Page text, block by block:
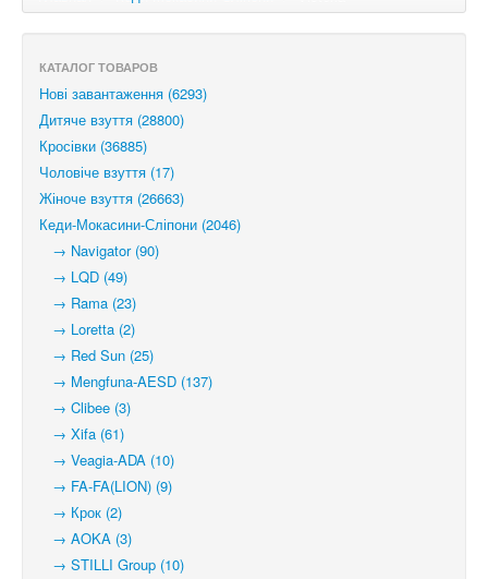
КАТАЛОГ ТОВАРОВ
Нові завантаження (6293)
Дитяче взуття (28800)
Кросівки (36885)
Чоловіче взуття (17)
Жіноче взуття (26663)
Кеди-Мокасини-Сліпони (2046)
→ Navigator (90)
→ LQD (49)
→ Rama (23)
→ Loretta (2)
→ Red Sun (25)
→ Mengfuna-AESD (137)
→ Clibee (3)
→ Xifa (61)
→ Veagia-ADA (10)
→ FA-FA(LION) (9)
→ Крок (2)
→ AOKA (3)
→ STILLI Group (10)